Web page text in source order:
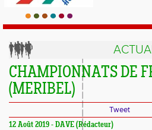
CHAMPIONNATS DE
(MERIBEL)
Tweet
12 Août 2019 - DAVE (Rédacteur)